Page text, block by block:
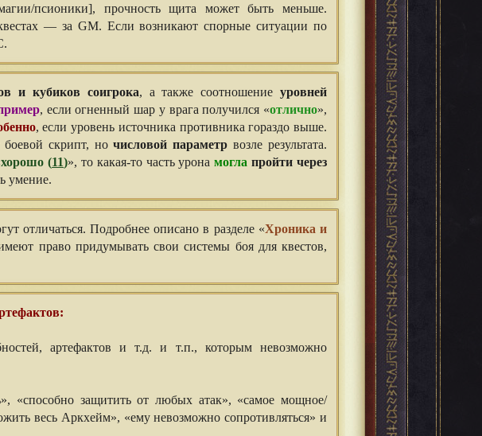
псионики], прочность щита может быть меньше.
— за GM. Если возникают спорные ситуации по
и кубиков соигрока, а также соотношениеуровней
, если огненный шар у врага получился «отлично»,
, если уровень источника противника гораздо выше.
боевой скрипт, ночисловой параметр возле результата.
хорошо (11)», то какая-то часть уронамогла пройти через
умение.
отличаться. Подробнее описано в разделе «Хроника и
право придумывать свои системы боя для квестов,
артефактов и т.д. и т.п., которым невозможно
«способно защитить от любых атак», «самое мощное/
весь Аркхейм», «ему невозможно сопротивляться» и